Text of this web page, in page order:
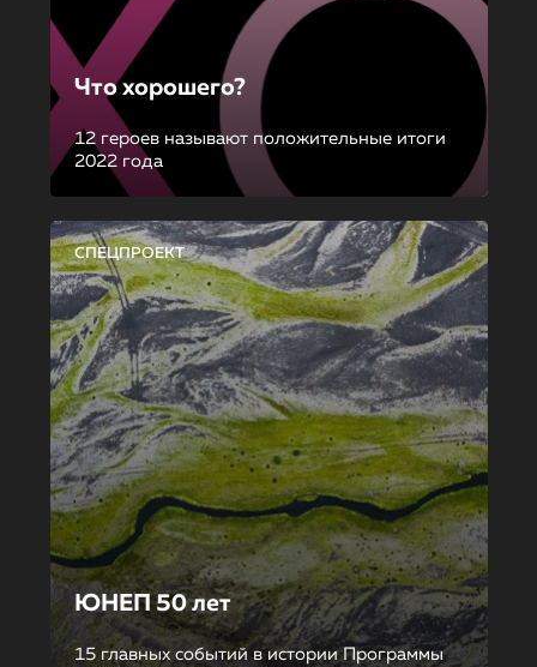
Что хорошего?
12 героев называют положительные итоги
2022 года
СПЕЦПРОЕКТ
ЮНЕП 50 лет
15 главных событий в истории Программы